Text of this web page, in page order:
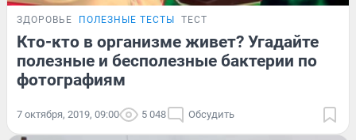
ЗДОРОВЬЕ ПОЛЕЗНЫЕ ТЕСТЫ ТЕСТ
Кто-кто в организме живет? Угадайте
полезные и бесполезные бактерии по
фотографиям
7 октября, 2019, 09:00 5 048 Обсудить